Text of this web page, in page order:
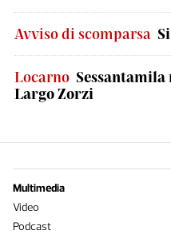
Avviso di scomparsa
Locarno
Largo Zorzi
Multimedia
Video
Podcast